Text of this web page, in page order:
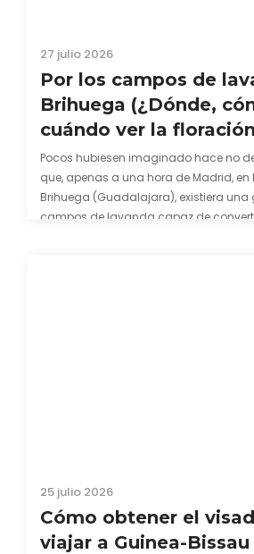
27 julio 2026
Por los campos de
Brihuega (¿Dónde,
cuándo ver la
Pocos hubiesen imaginado hace no
que, apenas a una hora de Madrid,
Brihuega (Guadalajara), existiera una
campos de lavanda capaz de
25 julio 2026
Cómo obtener el
viajar a Guinea-Bissau